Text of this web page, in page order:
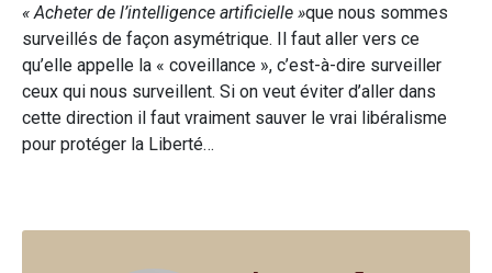
« Acheter de l’intelligence artificielle »que nous sommes
surveillés de façon asymétrique. Il faut aller vers ce
qu’elle appelle la « coveillance », c’est-à-dire surveiller
ceux qui nous surveillent. Si on veut éviter d’aller dans
cette direction il faut vraiment sauver le vrai libéralisme
pour protéger la Liberté…